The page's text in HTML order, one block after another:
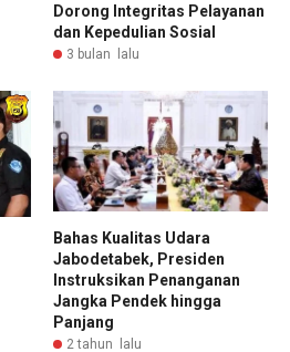
Dorong Integritas Pelayanan
dan Kepedulian Sosial
3 bulan lalu
Bahas Kualitas Udara
Jabodetabek, Presiden
Instruksikan Penanganan
Jangka Pendek hingga
Panjang
2 tahun lalu